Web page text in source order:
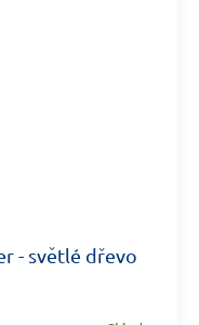
- světlé dřevo